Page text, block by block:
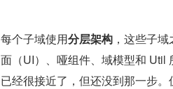
每个子域使用分层架构 ，这些子
面（UI）、哑组件、域模型和 Util
已经很接近了，但还没到那一步